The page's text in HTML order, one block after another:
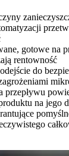
gotowe na
rentowność
do
przepływu
na jego